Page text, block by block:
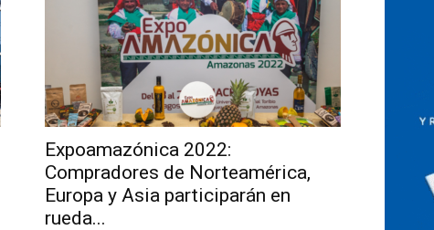
Expoamazónica 2022:
Compradores de Norteamérica,
Europa y Asia participarán en
rueda...